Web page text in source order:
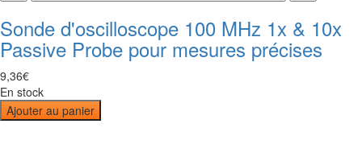
Sonde d'oscilloscope 100 MHz 1x & 10x
Passive Probe pour mesures précises
9,36€
En stock
Ajouter au panier